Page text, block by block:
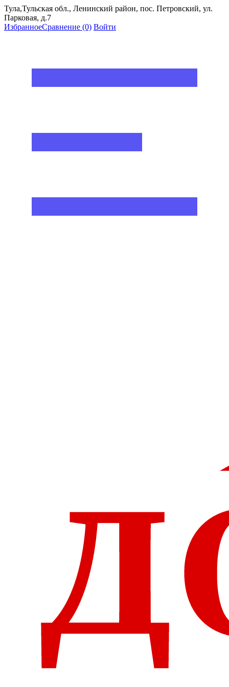
Тула,Тульская обл., Ленинский район, пос. Петровский, ул.
Парковая, д.7
ИзбранноеСравнение (0) Войти